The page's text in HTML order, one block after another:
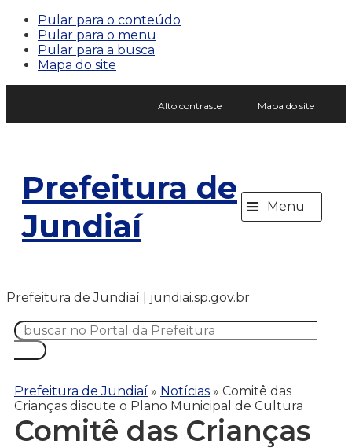
Pular para o conteúdo
Pular para o menu
Pular para a busca
Mapa do site
Alto contraste Mapa do site
Prefeitura de
Jundiaí
≡ Menu
Prefeitura de Jundiaí | jundiai.sp.gov.br
Prefeitura de Jundiaí » Notícias » Comitê das
Crianças discute o Plano Municipal de Cultura
Comitê das Crianças